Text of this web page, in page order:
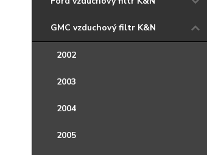
GMC vzduchový filtr K&N
2002
2003
2004
2005